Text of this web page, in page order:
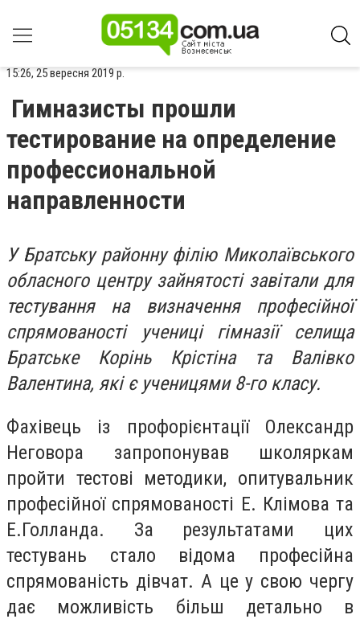
15:26, 25 вересня 2019 р.
Гимназисты прошли
тестирование на определение
профессиональной
направленности
У Братську районну філію Миколаївського
обласного центру зайнятості завітали для
тестування на визначення професійної
спрямованості учениці гімназії селища
Братське Корінь Крістіна та Валівко
Валентина, які є ученицями 8-го класу.
Фахівець із профорієнтації Олександр
Неговора запропонував школяркам
пройти тестові методики, опитувальник
професійної спрямованості Е. Клімова та
Е.Голланда. За результатами цих
тестувань стало відома професійна
спрямованість дівчат. А це у свою чергу
дає можливість більш детально в